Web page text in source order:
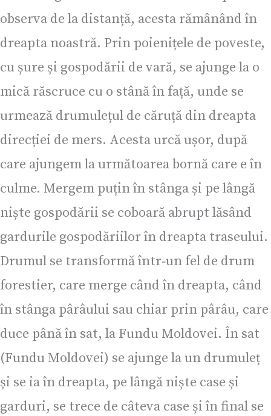
observa de la distanță, acesta rămânând în
dreapta noastră. Prin poienițele de poveste,
cu șure și gospodării de vară, se ajunge la o
mică răscruce cu o stână în față, unde se
urmează drumulețul de căruță din dreapta
direcției de mers. Acesta urcă ușor, după
care ajungem la următoarea bornă care e în
culme. Mergem puțin în stânga și pe lângă
niște gospodării se coboară abrupt lăsând
gardurile gospodăriilor în dreapta traseului.
Drumul se transformă într‑un fel de drum
forestier, care merge când în dreapta, când
în stânga pârâului sau chiar prin pârâu, care
duce până în sat, la Fundu Moldovei. În sat
(Fundu Moldovei) se ajunge la un drumuleț
și se ia în dreapta, pe lângă niște case și
garduri, se trece de câteva case și în final se